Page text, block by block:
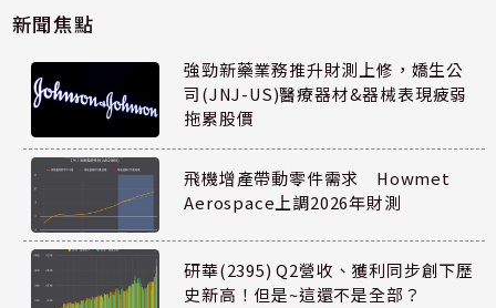
新聞焦點
強勁新藥業務推升財測上修，嬌生公
司(JNJ-US)醫療器材&器械表現疲弱
拖累股價
飛機增產帶動零件需求 Howmet
Aerospace上調2026年財測
研華(2395) Q2營收、獲利同步創下歷
史新高！但是~這還不是全部？